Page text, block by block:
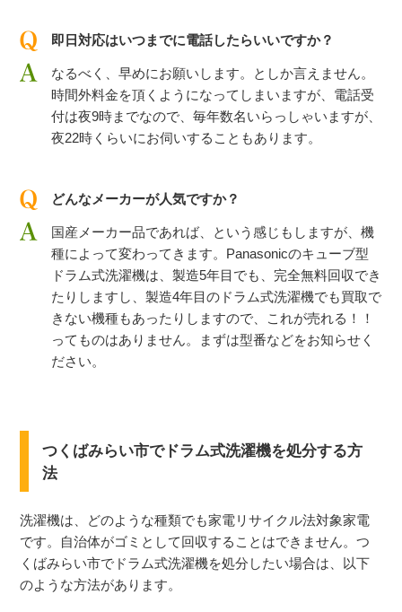
即日対応はいつまでに電話したらいいですか？
なるべく、早めにお願いします。としか言えません。
時間外料金を頂くようになってしまいますが、電話受
付は夜9時までなので、毎年数名いらっしゃいますが、
夜22時くらいにお伺いすることもあります。
どんなメーカーが人気ですか？
国産メーカー品であれば、という感じもしますが、機
種によって変わってきます。Panasonicのキューブ型
ドラム式洗濯機は、製造5年目でも、完全無料回収でき
たりしますし、製造4年目のドラム式洗濯機でも買取で
きない機種もあったりしますので、これが売れる！！
ってものはありません。まずは型番などをお知らせく
ださい。
つくばみらい市でドラム式洗濯機を処分する方
法
洗濯機は、どのような種類でも家電リサイクル法対象家電
です。自治体がゴミとして回収することはできません。つ
くばみらい市でドラム式洗濯機を処分したい場合は、以下
のような方法があります。